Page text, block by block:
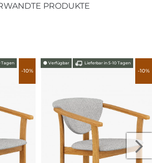
PRODUKTE
Tagen
-10%
⬤ Verfügbar Lieferbar in 5-10 Tagen
-10%